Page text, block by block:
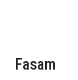
Fasam